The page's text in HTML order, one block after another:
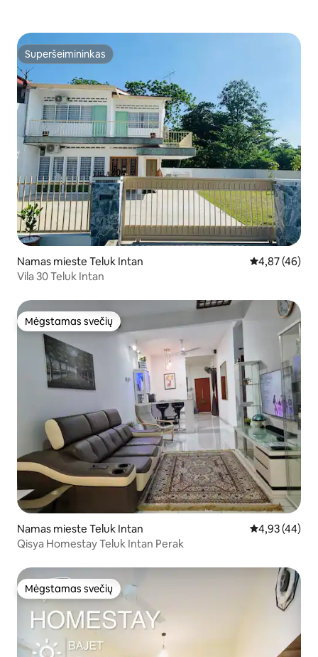
Superšeimininkas
Superšeimininkas
Namas mieste Teluk Intan Vidutinis
4,87 (46)
Vila 30 Teluk Intan
Mėgstamas svečių
Mėgstamas svečių
Namas mieste Teluk Intan Vidutinis
4,93 (44)
Qisya Homestay Teluk Intan Perak
Mėgstamas svečių
Mėgstamas svečių